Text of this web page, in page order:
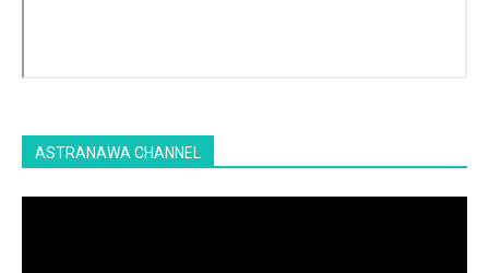
ASTRANAWA CHANNEL